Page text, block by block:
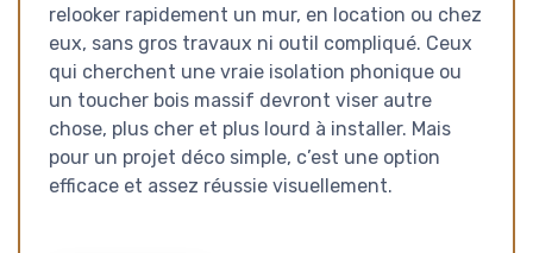
relooker rapidement un mur, en location ou chez
eux, sans gros travaux ni outil compliqué. Ceux
qui cherchent une vraie isolation phonique ou
un toucher bois massif devront viser autre
chose, plus cher et plus lourd à installer. Mais
pour un projet déco simple, c’est une option
efficace et assez réussie visuellement.